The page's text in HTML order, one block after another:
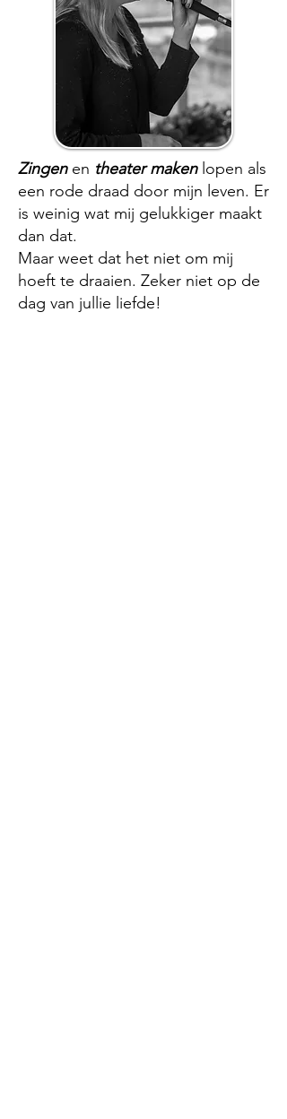
Zingenen theater makenlopen als
een rode draad door mijn leven. Er
is weinig wat mij gelukkiger maakt
dan dat.
Maar weet dat het niet om mij
hoeft te draaien. Zeker niet op de
dag van jullie liefde!